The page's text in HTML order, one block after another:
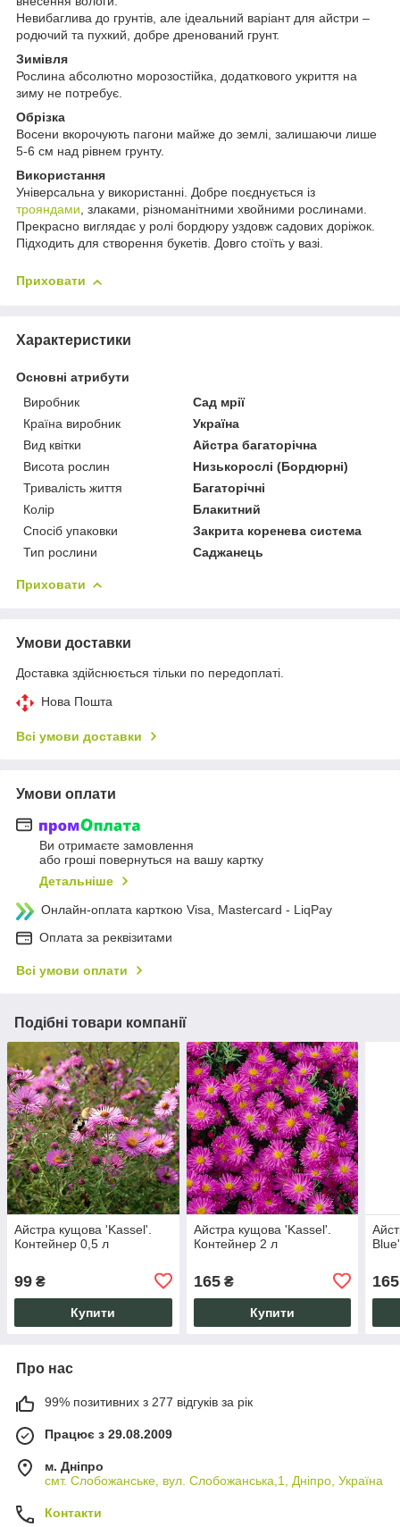
Невибаглива до грунтів, але ідеальний варіант для айстри –
родючий та пухкий, добре дренований грунт.
Зимівля
Рослина абсолютно морозостійка, додаткового укриття на
зиму не потребує.
Обрізка
Восени вкорочують пагони майже до землі, залишаючи лише
5-6 см над рівнем грунту.
Використання
Універсальна у використанні. Добре поєднується із
трояндами, злаками, різноманітними хвойними рослинами.
Прекрасно виглядає у ролі бордюру уздовж садових доріжок.
Підходить для створення букетів. Довго стоїть у вазі.
Приховати
Характеристики
Основні атрибути
Виробник
Сад мрії
Країна виробник
Україна
Вид квітки
Айстра багаторічна
Висота рослин
Низькорослі (Бордюрні)
Тривалість життя
Багаторічні
Колір
Блакитний
Спосіб упаковки
Закрита коренева система
Тип рослини
Саджанець
Приховати
Умови доставки
Доставка здійснюється тільки по передоплаті.
Нова Пошта
Всі умови доставки
Умови оплати
Ви отримаєте замовлення
або гроші повернуться на вашу картку
Детальніше
Онлайн-оплата карткою Visa, Mastercard - LiqPay
Оплата за реквізитами
Всі умови оплати
Подібні товари компанії
Айстра кущова 'Kassel'.
Контейнер 0,5 л
99 ₴
Купити
Айстра кущова 'Kassel'.
Контейнер 2 л
165₴
Купити
165
Про нас
99% позитивних з 277 відгуків за рік
Працює з 29.08.2009
м. Дніпро
смт. Слобожанське, вул. Слобожанська,1, Дніпро, Україна
Контакти